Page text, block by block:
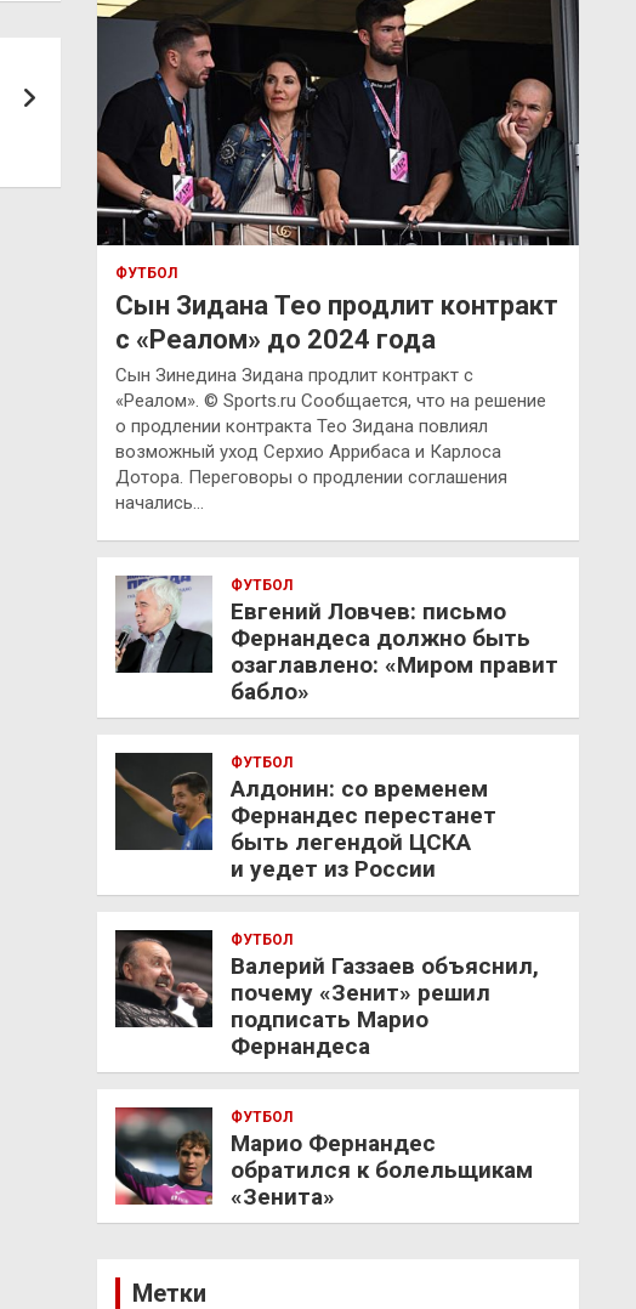
ФУТБОЛ
Сын Зидана Тео продлит контракт
с «Реалом» до 2024 года
Сын Зинедина Зидана продлит контракт с
«Реалом». © Sports.ru Сообщается, что на решение
о продлении контракта Тео Зидана повлиял
возможный уход Серхио Аррибаса и Карлоса
Дотора. Переговоры о продлении соглашения
начались…
ФУТБОЛ
Евгений Ловчев: письмо
Фернандеса должно быть
озаглавлено: «Миром правит
бабло»
ФУТБОЛ
Алдонин: со временем
Фернандес перестанет
быть легендой ЦСКА
и уедет из России
ФУТБОЛ
Валерий Газзаев объяснил,
почему «Зенит» решил
подписать Марио
Фернандеса
ФУТБОЛ
Марио Фернандес
обратился к болельщикам
«Зенита»
Метки